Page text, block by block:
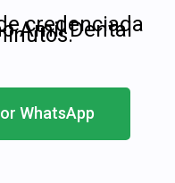
credenciada
Amil Dental
WhatsApp